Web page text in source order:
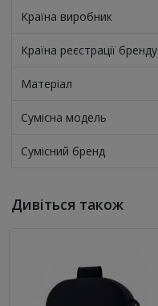
Країна виробник
Країна реєстрації бренду
Матеріал
Сумісна модель
Сумісний бренд
Дивіться також